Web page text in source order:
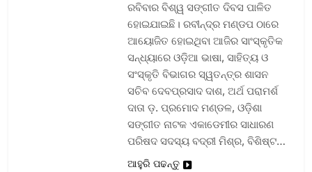
ରବିବାର ବିଶ୍ୱ ସଙ୍ଗୀତ ଦିବସ ପାଳିତ
ହୋଇଯାଇଛି। ରବୀନ୍ଦ୍ର ମଣ୍ଡପ ଠାରେ
ଆୟୋଜିତ ହୋଇଥିବା ଆଜିର ସାଂସ୍କୃତିକ
ସନ୍ଧ୍ୟାରେ ଓଡ଼ିଆ ଭାଷା, ସାହିତ୍ୟ ଓ
ସଂସ୍କୃତି ବିଭାଗର ସ୍ୱତନ୍ତ୍ର ଶାସନ
ସଚିବ ଦେବପ୍ରସାଦ ଦାଶ, ଅର୍ଥ ପରାମର୍ଶ
ଦାତା ଡ଼. ପ୍ରମୋଦ ମଣ୍ଡଳ, ଓଡ଼ିଶା
ସଙ୍ଗୀତ ନାଟକ ଏକାଡେମୀର ସାଧାରଣ
ପରିଷଦ ସଦସ୍ୟ ବଦ୍ରୀ ମିଶ୍ର, ବିଶିଷ୍ଟ…
ଆହୁରି ପଢନ୍ତୁ